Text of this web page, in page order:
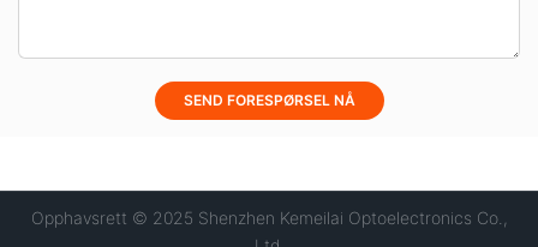
SEND FORESPØRSEL NÅ
Opphavsrett © 2025 Shenzhen Kemeilai Optoelectronics Co.,